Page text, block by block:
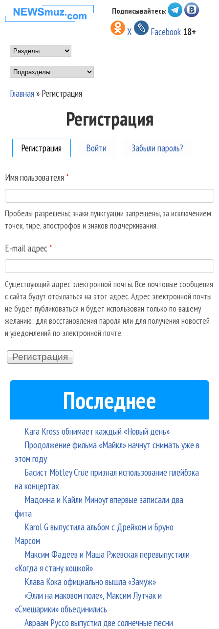
Перейти к основному
содержанию
НОВОСТИ
МУЗЫКИ И
ШОУ БИЗНЕСА
NEWSMUZ.COM
Подписывайтесь:
X Facebook 18+
Main menu
Подразделы
Главная» Регистрация
Регистрация
Регистрация (активная вкладка)
Войти Забыли пароль?
Имя пользователя *
Пробелы разрешены; знаки пунктуации запрещены, за исключением
точек, тире, апострофов и знаков подчеркивания.
E-mail адрес *
Существующий адрес электронной почты. Все почтовые сообщения
с сайта будут отсылаться на этот адрес. Адрес электронной почты
не будет публиковаться и будет использован только по вашему
желанию: для восстановления пароля или для получения новостей
и уведомлений по электронной почте.
Последнее
Kara Kross обнимает каждый «Новый день»
Продолжение фильма «Майкл» начнут снимать уже в
этом году
Басист Mötley Crüe признал использование плейбэка
на концертах
Мадонна и Кайли Миноуг впервые записали два
фита
Karol G выпустила альбом с Дрейком и Бруно
Марсом
Максим Фадеев и Маша Ржевская перевыпустили
«Когда я стану кошкой»
Клава Кока официально вышла «Замуж»
«Элли на маковом поле», Максим Лутчак и
«Смешарики» объединились
Авраам Руссо выпустил две солнечные песни